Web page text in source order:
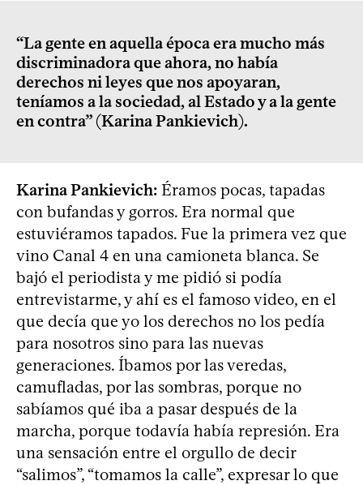
“La gente en aquella época era mucho más
discriminadora que ahora, no había
derechos ni leyes que nos apoyaran,
teníamos a la sociedad, al Estado y a la gente
en contra” (Karina Pankievich).
Karina Pankievich: Éramos pocas, tapadas
con bufandas y gorros. Era normal que
estuviéramos tapados. Fue la primera vez que
vino Canal 4 en una camioneta blanca. Se
bajó el periodista y me pidió si podía
entrevistarme, y ahí es el famoso video, en el
que decía que yo los derechos no los pedía
para nosotros sino para las nuevas
generaciones. Íbamos por las veredas,
camufladas, por las sombras, porque no
sabíamos qué iba a pasar después de la
marcha, porque todavía había represión. Era
una sensación entre el orgullo de decir
“salimos”, “tomamos la calle”, expresar lo que